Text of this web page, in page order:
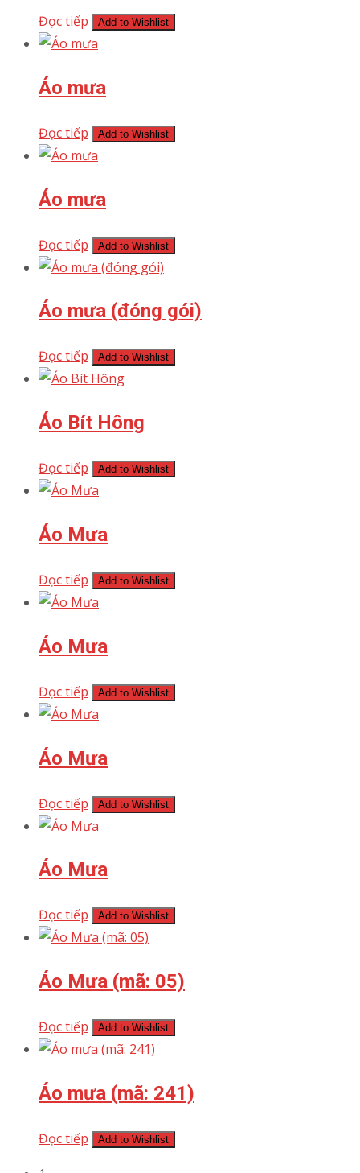
Đọc tiếp Add to Wishlist
Áo mưa
Đọc tiếp Add to Wishlist
Áo mưa
Đọc tiếp Add to Wishlist
Áo mưa (đóng gói)
Đọc tiếp Add to Wishlist
Áo Bít Hông
Đọc tiếp Add to Wishlist
Áo Mưa
Đọc tiếp Add to Wishlist
Áo Mưa
Đọc tiếp Add to Wishlist
Áo Mưa
Đọc tiếp Add to Wishlist
Áo Mưa
Đọc tiếp Add to Wishlist
Áo Mưa (mã: 05)
Đọc tiếp Add to Wishlist
Áo mưa (mã: 241)
Đọc tiếp Add to Wishlist